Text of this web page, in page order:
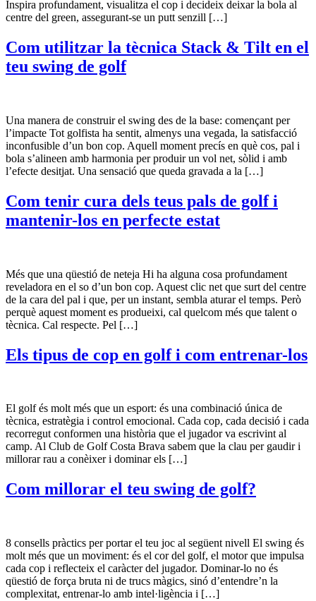
Inspira profundament, visualitza el cop i decideix deixar la bola al
centre del green, assegurant-se un putt senzill […]
Com utilitzar la tècnica Stack & Tilt en el
teu swing de golf
Una manera de construir el swing des de la base: començant per
l’impacte Tot golfista ha sentit, almenys una vegada, la satisfacció
inconfusible d’un bon cop. Aquell moment precís en què cos, pal i
bola s’alineen amb harmonia per produir un vol net, sòlid i amb
l’efecte desitjat. Una sensació que queda gravada a la […]
Com tenir cura dels teus pals de golf i
mantenir-los en perfecte estat
Més que una qüestió de neteja Hi ha alguna cosa profundament
reveladora en el so d’un bon cop. Aquest clic net que surt del centre
de la cara del pal i que, per un instant, sembla aturar el temps. Però
perquè aquest moment es produeixi, cal quelcom més que talent o
tècnica. Cal respecte. Pel […]
Els tipus de cop en golf i com entrenar-los
El golf és molt més que un esport: és una combinació única de
tècnica, estratègia i control emocional. Cada cop, cada decisió i cada
recorregut conformen una història que el jugador va escrivint al
camp. Al Club de Golf Costa Brava sabem que la clau per gaudir i
millorar rau a conèixer i dominar els […]
Com millorar el teu swing de golf?
8 consells pràctics per portar el teu joc al següent nivell El swing és
molt més que un moviment: és el cor del golf, el motor que impulsa
cada cop i reflecteix el caràcter del jugador. Dominar-lo no és
qüestió de força bruta ni de trucs màgics, sinó d’entendre’n la
complexitat, entrenar-lo amb intel·ligència i […]